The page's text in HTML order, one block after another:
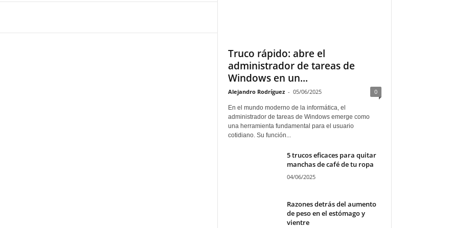
Truco rápido: abre el
administrador de tareas de
Windows en un...
Alejandro Rodríguez - 05/06/2025 0
En el mundo moderno de la informática, el
administrador de tareas de Windows emerge como
una herramienta fundamental para el usuario
cotidiano. Su función...
5 trucos eficaces para quitar
manchas de café de tu ropa
04/06/2025
Razones detrás del aumento
de peso en el estómago y
vientre